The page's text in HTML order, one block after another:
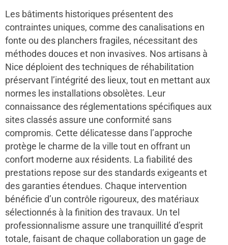
Les bâtiments historiques présentent des
contraintes uniques, comme des canalisations en
fonte ou des planchers fragiles, nécessitant des
méthodes douces et non invasives. Nos artisans à
Nice déploient des techniques de réhabilitation
préservant l’intégrité des lieux, tout en mettant aux
normes les installations obsolètes. Leur
connaissance des réglementations spécifiques aux
sites classés assure une conformité sans
compromis. Cette délicatesse dans l’approche
protège le charme de la ville tout en offrant un
confort moderne aux résidents. La fiabilité des
prestations repose sur des standards exigeants et
des garanties étendues. Chaque intervention
bénéficie d’un contrôle rigoureux, des matériaux
sélectionnés à la finition des travaux. Un tel
professionnalisme assure une tranquillité d’esprit
totale, faisant de chaque collaboration un gage de